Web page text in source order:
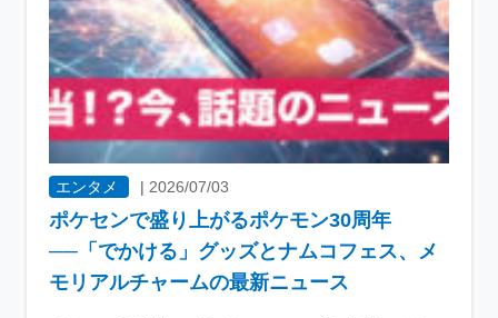
エンタメ | 2026/07/03
ポケセンで盛り上がるポケモン30周年
──「でかける」グッズとナムコフェス、メ
モリアルチャームの最新ニュース